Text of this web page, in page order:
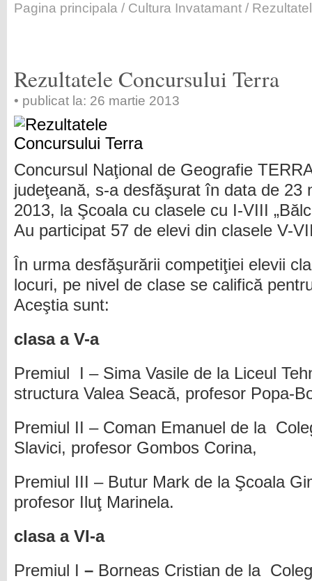
Pagina principala / Cultura Invatamant /
Rezultatele Concursului Terra
• publicat la: 26 martie 2013
Concursul Naţional de Geografie
judeţeană, s-a desfăşurat în data de 23
2013, la Şcoala cu clasele cu I-VIII
Au participat 57 de elevi din clasele V-
În urma desfăşurării competiţiei elevii
locuri, pe nivel de clase se califică
Aceştia sunt:
clasa a V-a
Premiul I – Sima Vasile de la Liceul
structura Valea Seacă, profesor Popa-
Premiul II – Coman Emanuel de la
Slavici, profesor Gombos Corina,
Premiul III – Butur Mark de la Şcoala
profesor Iluţ Marinela.
clasa a VI-a
Premiul I – Borneas Cristian de la